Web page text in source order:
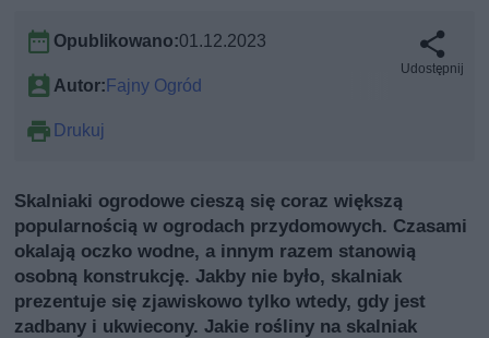
Opublikowano:01.12.2023
Autor:Fajny Ogród
Drukuj
Udostępnij
Skalniaki ogrodowe cieszą się coraz większą
popularnością w ogrodach przydomowych. Czasami
okalają oczko wodne, a innym razem stanowią
osobną konstrukcję. Jakby nie było, skalniak
prezentuje się zjawiskowo tylko wtedy, gdy jest
zadbany i ukwiecony. Jakie rośliny na skalniak